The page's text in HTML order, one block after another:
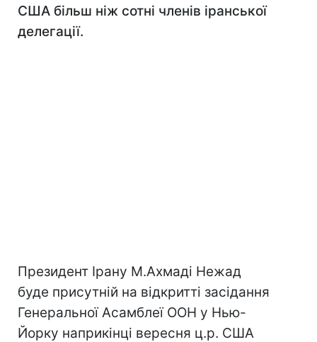
США більш ніж сотні членів іранської
делегації.
Президент Ірану М.Ахмаді Нежад
буде присутній на відкритті засідання
Генеральної Асамблеї ООН у Нью-
Йорку наприкінці вересня ц.р. США